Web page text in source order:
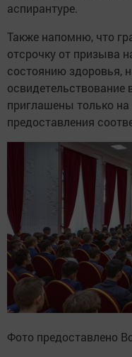
аспирантуре.
Также напомню, что
отсрочку от призыва
состоянию здоровья,
приглашены только
предоставления
Фото предоставлено